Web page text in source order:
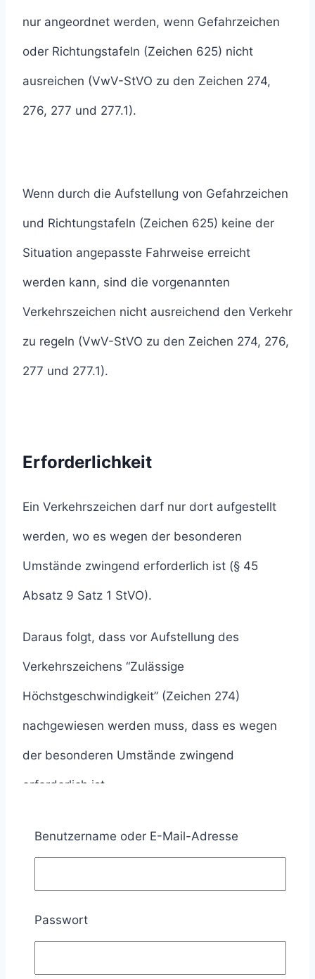
nur angeordnet werden, wenn Gefahrzeichen
oder Richtungstafeln (Zeichen 625) nicht
ausreichen (VwV-StVO zu den Zeichen 274,
276, 277 und 277.1).
Wenn durch die Aufstellung von Gefahrzeichen
und Richtungstafeln (Zeichen 625) keine der
Situation angepasste Fahrweise erreicht
werden kann, sind die vorgenannten
Verkehrszeichen nicht ausreichend den Verkehr
zu regeln (VwV-StVO zu den Zeichen 274, 276,
277 und 277.1).
Erforderlichkeit
Ein Verkehrszeichen darf nur dort aufgestellt
werden, wo es wegen der besonderen
Umstände zwingend erforderlich ist (§ 45
Absatz 9 Satz 1 StVO).
Daraus folgt, dass vor Aufstellung des
Verkehrszeichens “Zulässige
Höchstgeschwindigkeit” (Zeichen 274)
nachgewiesen werden muss, dass es wegen
der besonderen Umstände zwingend
erforderlich ist.
Geschwindigkeitsbeschränkung muss meiner
Benutzername oder E-Mail-Adresse
Passwort